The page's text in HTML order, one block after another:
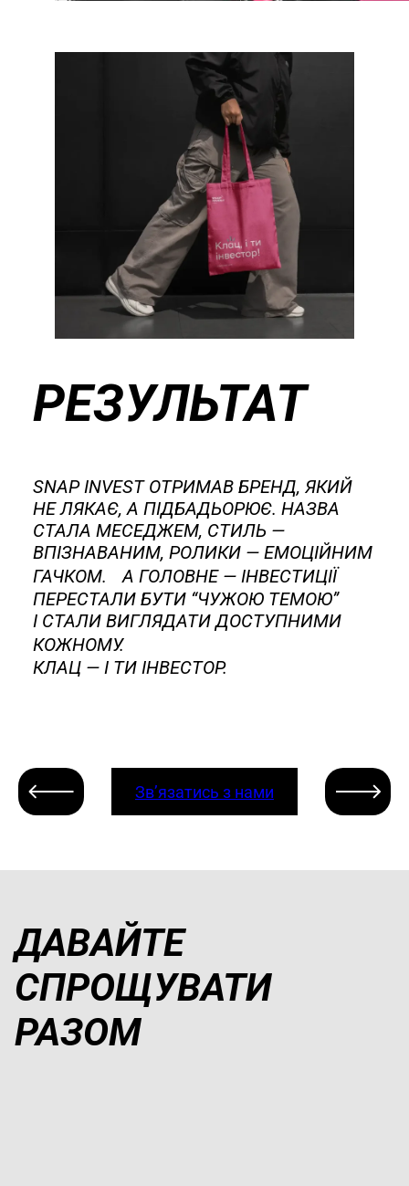
РЕЗУЛЬТАТ
SNAP INVEST ОТРИМАВ БРЕНД, ЯКИЙ
НЕ ЛЯКАЄ, А ПІДБАДЬОРЮЄ. НАЗВА
СТАЛА МЕСЕДЖЕМ, СТИЛЬ —
ВПІЗНАВАНИМ, РОЛИКИ — ЕМОЦІЙНИМ
ГАЧКОМ. А ГОЛОВНЕ — ІНВЕСТИЦІЇ
ПЕРЕСТАЛИ БУТИ “ЧУЖОЮ ТЕМОЮ”
І СТАЛИ ВИГЛЯДАТИ ДОСТУПНИМИ
КОЖНОМУ.
КЛАЦ — І ТИ ІНВЕСТОР.
Зв’язатись з нами
ДАВАЙТЕ
СПРОЩУВАТИ
РАЗОМ